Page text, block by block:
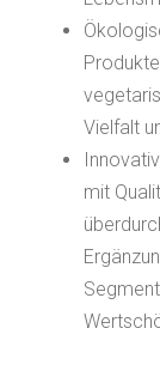
Vielfalt
mit